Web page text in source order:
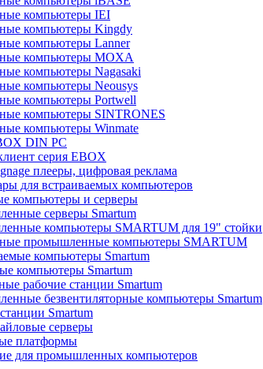
компьютеры IEI
компьютеры Kingdy
компьютеры Lanner
компьютеры MOXA
компьютеры Nagasaki
компьютеры Neousys
компьютеры Portwell
компьютеры SINTRONES
компьютеры Winmate
DIN PC
серия EBOX
плееры, цифровая реклама
для встраиваемых компьютеров
компьютеры и серверы
серверы Smartum
компьютеры SMARTUM для 19" стойки
промышленные компьютеры SMARTUM
компьютеры Smartum
компьютеры Smartum
рабочие станции Smartum
безвентиляторные компьютеры Smartum
Smartum
серверы
платформы
для промышленных компьютеров